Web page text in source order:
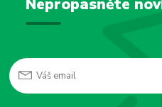
Nepropásněte